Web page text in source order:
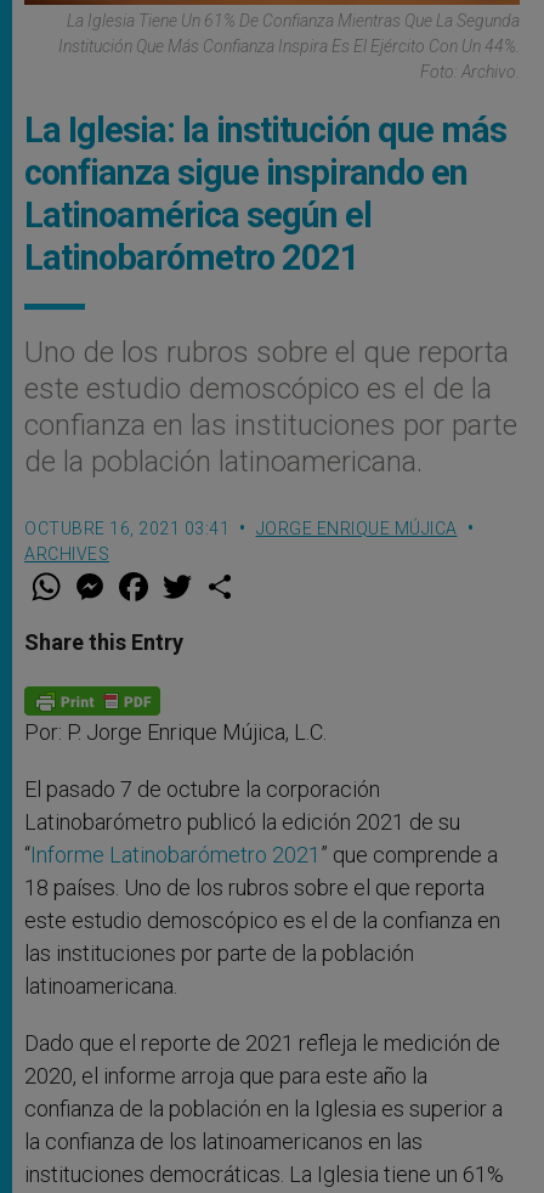
La Iglesia Tiene Un 61% De Confianza Mientras Que La Segunda
Institución Que Más Confianza Inspira Es El Ejército Con Un 44%.
Foto: Archivo.
La Iglesia: la institución que más
confianza sigue inspirando en
Latinoamérica según el
Latinobarómetro 2021
Uno de los rubros sobre el que reporta
este estudio demoscópico es el de la
confianza en las instituciones por parte
de la población latinoamericana.
OCTUBRE 16, 2021 03:41
JORGE ENRIQUE MÚJICA
ARCHIVES
W
t
s
p
p
M
e
s
e
g
e
r
F
a
e
b
o
k
w
Share this Entry
Por: P. Jorge Enrique Mújica, L.C.
El pasado 7 de octubre la corporación
Latinobarómetro publicó la edición 2021 de su
“Informe Latinobarómetro 2021 ” que comprende a
18 países. Uno de los rubros sobre el que reporta
este estudio demoscópico es el de la confianza en
las instituciones por parte de la población
latinoamericana.
Dado que el reporte de 2021 refleja le medición de
2020, el informe arroja que para este año la
confianza de la población en la Iglesia es superior a
la confianza de los latinoamericanos en las
instituciones democráticas. La Iglesia tiene un 61%